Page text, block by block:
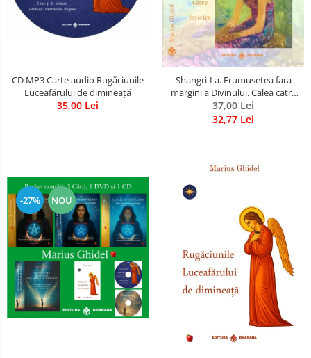
CD MP3 Carte audio Rugăciunile
Luceafărului de dimineață
35,00 Lei
Shangri-La. Frumusetea fara
margini a Divinului. Calea catre
fericire
37,00 Lei
32,77 Lei
-27% NOU